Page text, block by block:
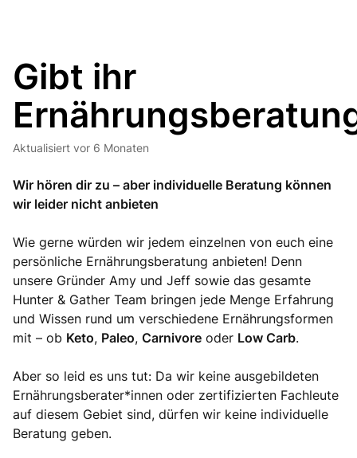
Gibt ihr
Aktualisiert vor 6 Monaten
Wir hören dir zu – aber individuelle Beratung können
wir leider nicht anbieten
Wie gerne würden wir jedem einzelnen von euch eine
persönliche Ernährungsberatung anbieten! Denn
unsere Gründer Amy und Jeff sowie das gesamte
Hunter & Gather Team bringen jede Menge Erfahrung
und Wissen rund um verschiedene Ernährungsformen
mit – ob Keto, Paleo, Carnivore oder Low Carb.
Aber so leid es uns tut: Da wir keine ausgebildeten
Ernährungsberater*innen oder zertifizierten Fachleute
auf diesem Gebiet sind, dürfen wir keine individuelle
Beratung geben.